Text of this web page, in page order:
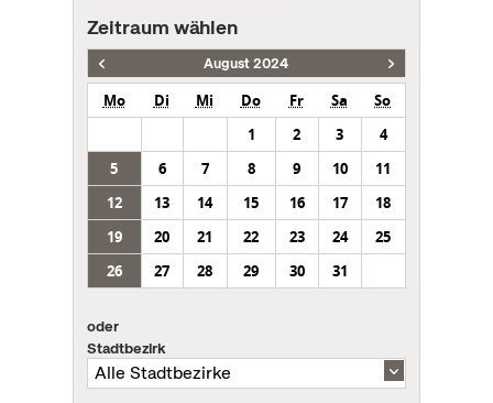
Zeitraum wählen
August 2024
Mo Di Mi Do Fr Sa
So
1
2 3
4
5
6 7 8 9 10
11
12
13 14 15 16 17
18
19
20 21 22 23 24
25
26
27 28 29 30 31
oder
Stadtbezirk